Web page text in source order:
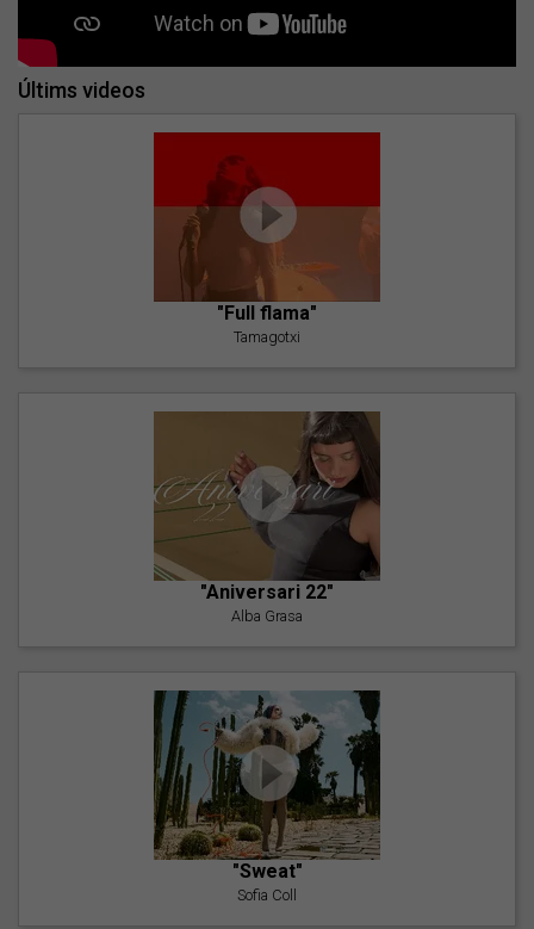
Últims videos
"Full flama"
Tamagotxi
"Aniversari 22"
Alba Grasa
"Sweat"
Sofia Coll